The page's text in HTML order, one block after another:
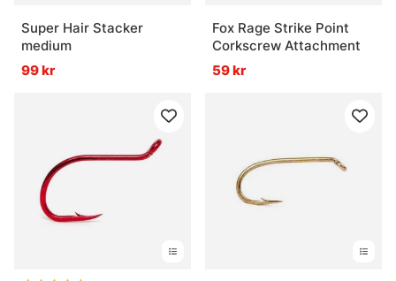
Super Hair Stacker
medium
99 kr
Fox Rage Strike Point
Corkscrew Attachment
59 kr